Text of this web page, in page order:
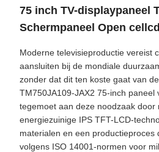
75 inch TV-displaypaneel
Schermpaneel Open
Moderne televisieproductie vereist
aansluiten bij de mondiale
zonder dat dit ten koste gaat van
TM750JA109-JAX2 75-inch paneel
tegemoet aan deze noodzaak door
energiezuinige IPS TFT-LCD-
materialen en een productieproces
volgens ISO 14001-normen voor